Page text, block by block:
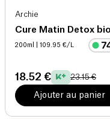
Archie
Cure Matin Detox bio
200ml | 109.95 €/L
18.52 € 23.15 €
Ajouter au panier